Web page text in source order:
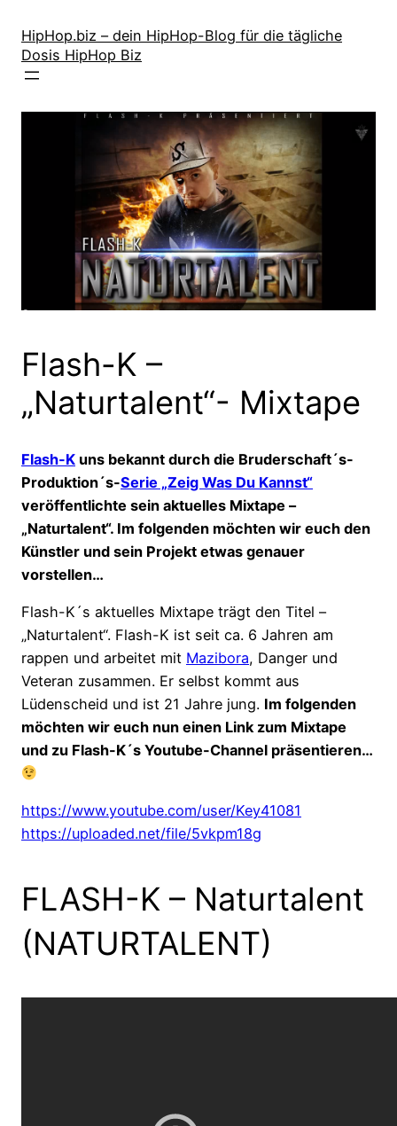
Inhalt
springen
HipHop.biz – dein HipHop-Blog für die tägliche
Dosis HipHop Biz
Flash-K –
„Naturtalent“- Mixtape
Flash-K uns bekannt durch die Bruderschaft´s-
Produktion´s-Serie „Zeig Was Du Kannst“
veröffentlichte sein aktuelles Mixtape –
„Naturtalent“. Im folgenden möchten wir euch den
Künstler und sein Projekt etwas genauer
vorstellen…
Flash-K´s aktuelles Mixtape trägt den Titel –
„Naturtalent“. Flash-K ist seit ca. 6 Jahren am
rappen und arbeitet mit Mazibora, Danger und
Veteran zusammen. Er selbst kommt aus
Lüdenscheid und ist 21 Jahre jung. Im folgenden
möchten wir euch nun einen Link zum Mixtape
und zu Flash-K´s Youtube-Channel präsentieren…
https://www.youtube.com/user/Key41081
https://uploaded.net/file/5vkpm18g
FLASH-K – Naturtalent
(NATURTALENT)